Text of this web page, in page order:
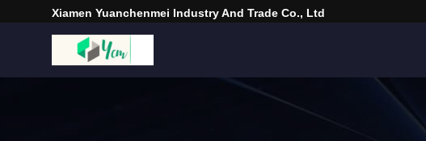
Xiamen Yuanchenmei Industry And Trade Co., Ltd